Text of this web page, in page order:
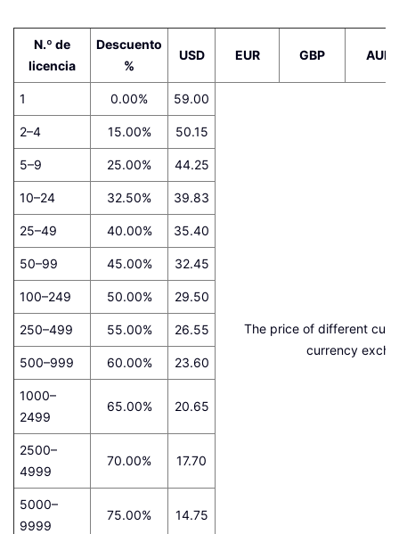
N.º de
licencia
Descuento
%
USD EUR GBP AUD
1 0.00% 59.00
The price of different
currency
2–4 15.00% 50.15
5–9 25.00% 44.25
10–24 32.50% 39.83
25–49 40.00% 35.40
50–99 45.00% 32.45
100–249 50.00% 29.50
250–499 55.00% 26.55
500–999 60.00% 23.60
1000–
2499
65.00% 20.65
2500–
4999
70.00% 17.70
5000–
9999
75.00% 14.75